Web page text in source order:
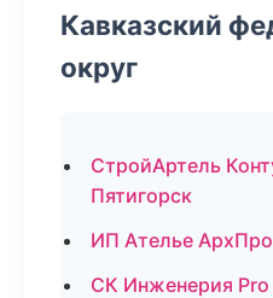
Кавказский
округ
СтройАртель
Пятигорск
ИП Ателье
СК Инженерия